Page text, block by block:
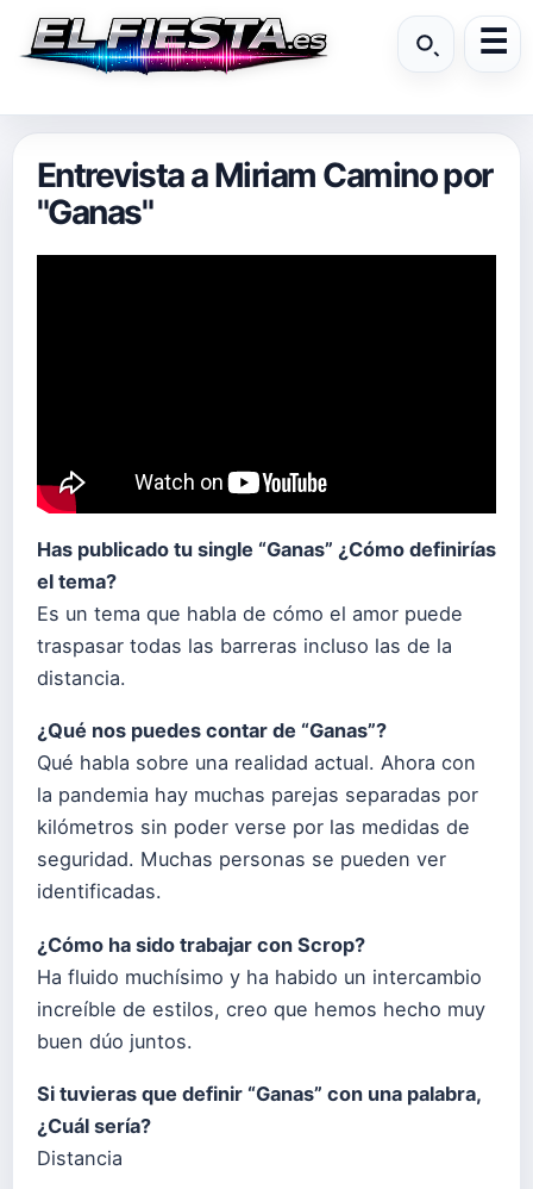
Entrevista a Miriam Camino por
"Ganas"
Has publicado tu single “Ganas” ¿Cómo definirías
el tema?
Es un tema que habla de cómo el amor puede
traspasar todas las barreras incluso las de la
distancia.
¿Qué nos puedes contar de “Ganas”?
Qué habla sobre una realidad actual. Ahora con
la pandemia hay muchas parejas separadas por
kilómetros sin poder verse por las medidas de
seguridad. Muchas personas se pueden ver
identificadas.
¿Cómo ha sido trabajar con Scrop?
Ha fluido muchísimo y ha habido un intercambio
increíble de estilos, creo que hemos hecho muy
buen dúo juntos.
Si tuvieras que definir “Ganas” con una palabra,
¿Cuál sería?
Distancia